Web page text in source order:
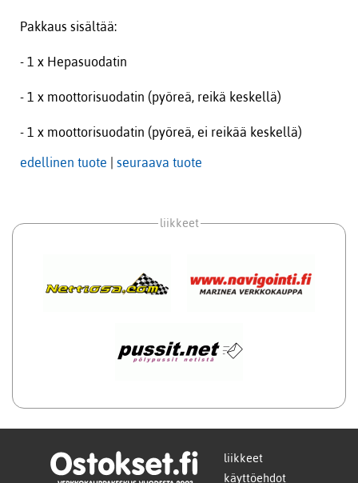
Pakkaus sisältää:
- 1 x Hepasuodatin
- 1 x moottorisuodatin (pyöreä, reikä keskellä)
- 1 x moottorisuodatin (pyöreä, ei reikää keskellä)
edellinen tuote seuraava tuote
liikkeet
liikkeet
käyttöehdot